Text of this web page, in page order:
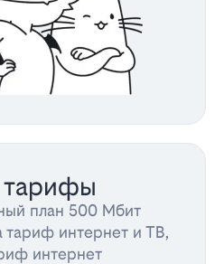
тарифы
план 500 Мбит
тариф интернет и ТВ,
интернет